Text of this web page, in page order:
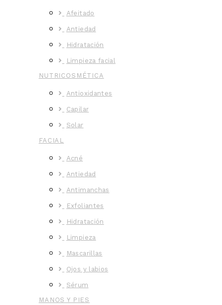
Afeitado
Antiedad
Hidratación
Limpieza facial
NUTRICOSMÉTICA
Antioxidantes
Capilar
Solar
FACIAL
Acné
Antiedad
Antimanchas
Exfoliantes
Hidratación
Limpieza
Mascarillas
Ojos y labios
Sérum
MANOS Y PIES